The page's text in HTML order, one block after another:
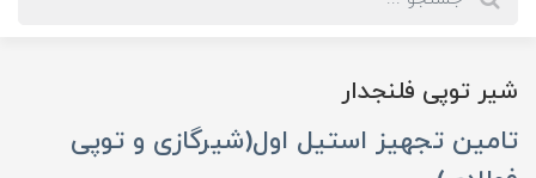
شیر توپی فلنجدار
تامین تجهیز استیل اول(شیرگازی و توپی